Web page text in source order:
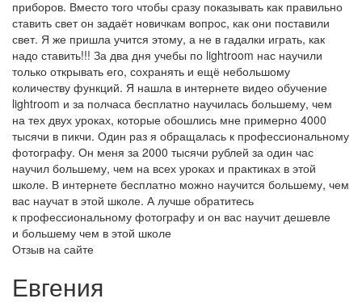
приборов. Вместо того чтобы сразу показывать как правильно
ставить свет он задаёт новичкам вопрос, как они поставили
свет. Я же пришла учится этому, а не в гадалки играть, как
надо ставить!!! За два дня учебы по lightroom нас научили
только открывать его, сохранять и ещё небольшому
количеству функций. Я нашла в интернете видео обучение
lightroom и за полчаса бесплатно научилась большему, чем
на тех двух уроках, которые обошлись мне примерно 4000
тысячи в пикчи. Один раз я обращалась к профессиональному
фотографу. Он меня за 2000 тысячи рублей за один час
научил большему, чем на всех уроках и практиках в этой
школе. В интернете бесплатно можно научится большему, чем
вас научат в этой школе. А лучше обратитесь
к профессиональному фотографу и он вас научит дешевле
и большему чем в этой школе
Отзыв на сайте
Евгения